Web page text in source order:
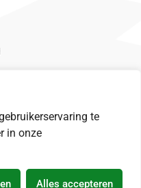
te
in onze
Alles accepteren